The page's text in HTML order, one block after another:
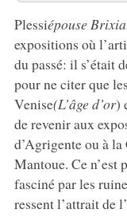
Plessiépouse Brixia
expositions où
du passé: il s’était
pour ne citer que
Venise(L’âge d’or)
de revenir aux
d’Agrigente ou à
Mantoue. Ce n’est
fasciné par les
ressent l’attrait de